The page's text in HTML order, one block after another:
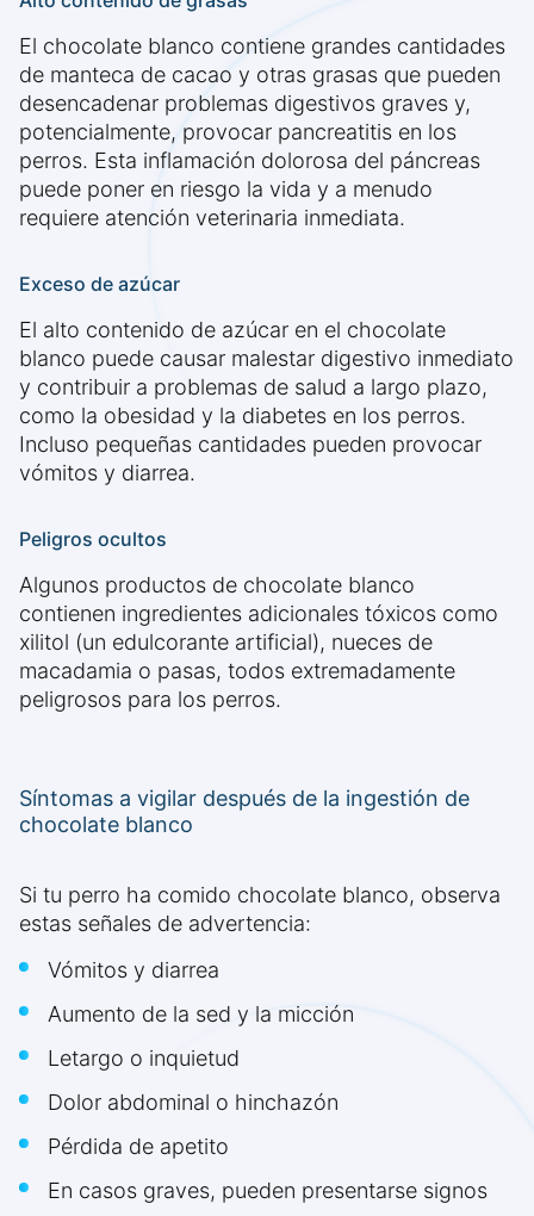
El chocolate blanco contiene grandes cantidades
de manteca de cacao y otras grasas que pueden
desencadenar problemas digestivos graves y,
potencialmente, provocar pancreatitis en los
perros. Esta inflamación dolorosa del páncreas
puede poner en riesgo la vida y a menudo
requiere atención veterinaria inmediata.
Exceso de azúcar
El alto contenido de azúcar en el chocolate
blanco puede causar malestar digestivo inmediato
y contribuir a problemas de salud a largo plazo,
como la obesidad y la diabetes en los perros.
Incluso pequeñas cantidades pueden provocar
vómitos y diarrea.
Peligros ocultos
Algunos productos de chocolate blanco
contienen ingredientes adicionales tóxicos como
xilitol (un edulcorante artificial), nueces de
macadamia o pasas, todos extremadamente
peligrosos para los perros.
Síntomas a vigilar después de la ingestión de
chocolate blanco
Si tu perro ha comido chocolate blanco, observa
estas señales de advertencia:
Vómitos y diarrea
Aumento de la sed y la micción
Letargo o inquietud
Dolor abdominal o hinchazón
Pérdida de apetito
En casos graves, pueden presentarse signos